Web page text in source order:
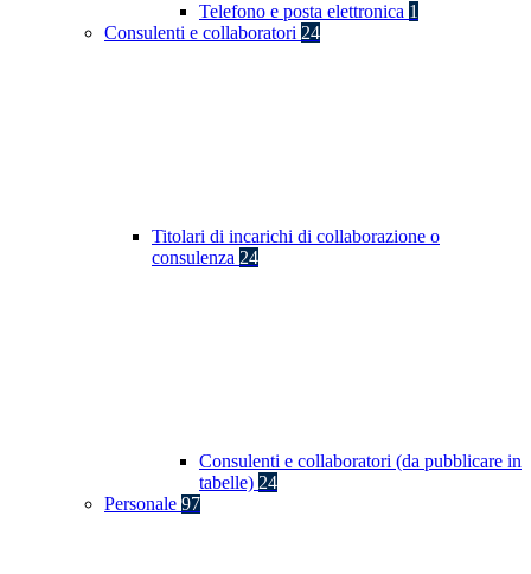
Telefono e posta elettronica 1
Consulenti e collaboratori 24
Titolari di incarichi di collaborazione o
consulenza 24
Consulenti e collaboratori (da pubblicare in
tabelle) 24
Personale 97